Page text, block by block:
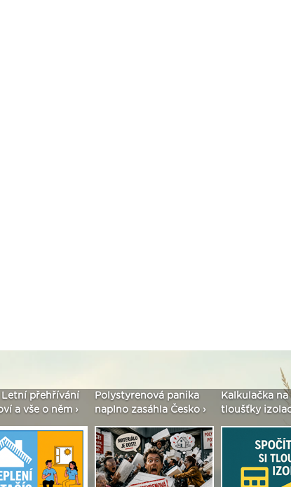
Polystyrenová panika
naplno zasáhla Česko ›
Kalkulačka na výpočet
tloušťky izolace ›
Seriál:
vše